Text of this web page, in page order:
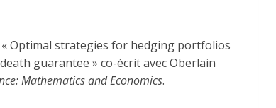
« Optimal strategies for hedging portfolios
guarantee » co-écrit avec Oberlain
Mathematics and Economics.